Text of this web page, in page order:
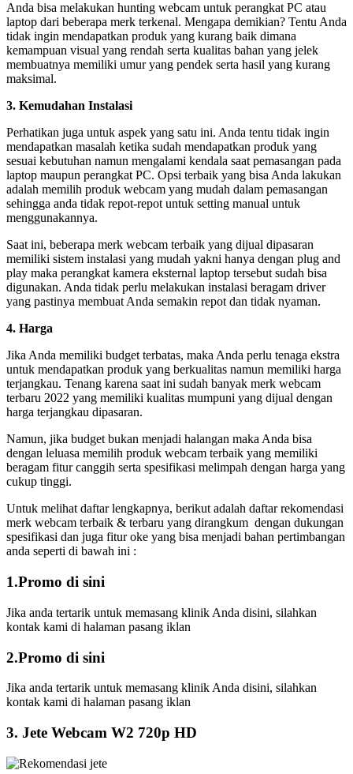
Anda bisa melakukan hunting webcam untuk perangkat PC atau
laptop dari beberapa merk terkenal. Mengapa demikian? Tentu Anda
tidak ingin mendapatkan produk yang kurang baik dimana
kemampuan visual yang rendah serta kualitas bahan yang jelek
membuatnya memiliki umur yang pendek serta hasil yang kurang
maksimal.
3. Kemudahan Instalasi
Perhatikan juga untuk aspek yang satu ini. Anda tentu tidak ingin
mendapatkan masalah ketika sudah mendapatkan produk yang
sesuai kebutuhan namun mengalami kendala saat pemasangan pada
laptop maupun perangkat PC. Opsi terbaik yang bisa Anda lakukan
adalah memilih produk webcam yang mudah dalam pemasangan
sehingga anda tidak repot-repot untuk setting manual untuk
menggunakannya.
Saat ini, beberapa merk webcam terbaik yang dijual dipasaran
memiliki sistem instalasi yang mudah yakni hanya dengan plug and
play maka perangkat kamera eksternal laptop tersebut sudah bisa
digunakan. Anda tidak perlu melakukan instalasi beragam driver
yang pastinya membuat Anda semakin repot dan tidak nyaman.
4. Harga
Jika Anda memiliki budget terbatas, maka Anda perlu tenaga ekstra
untuk mendapatkan produk yang berkualitas namun memiliki harga
terjangkau. Tenang karena saat ini sudah banyak merk webcam
terbaru 2022 yang memiliki kualitas mumpuni yang dijual dengan
harga terjangkau dipasaran.
Namun, jika budget bukan menjadi halangan maka Anda bisa
dengan leluasa memilih produk webcam terbaik yang memiliki
beragam fitur canggih serta spesifikasi melimpah dengan harga yang
cukup tinggi.
Untuk melihat daftar lengkapnya, berikut adalah daftar rekomendasi
merk webcam terbaik & terbaru yang dirangkum dengan dukungan
spesifikasi dan juga fitur oke yang bisa menjadi bahan pertimbangan
anda seperti di bawah ini :
1.Promo di sini
Jika anda tertarik untuk memasang klinik Anda disini, silahkan
kontak kami di halaman pasang iklan
2.Promo di sini
Jika anda tertarik untuk memasang klinik Anda disini, silahkan
kontak kami di halaman pasang iklan
3. Jete Webcam W2 720p HD